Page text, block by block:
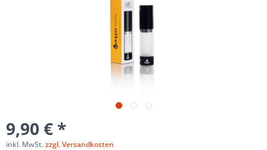
9,90 € *
inkl. MwSt.zzgl. Versandkosten